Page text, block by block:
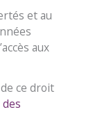
et au
aux
ce droit